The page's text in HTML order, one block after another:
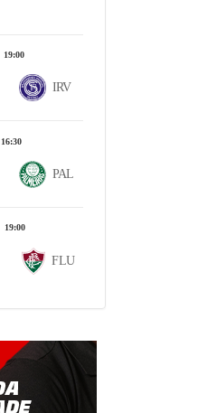
19:00
IRV
16:30
PAL
19:00
FLU